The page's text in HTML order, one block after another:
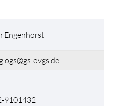
Engenhorst
ovgs.de
9101432